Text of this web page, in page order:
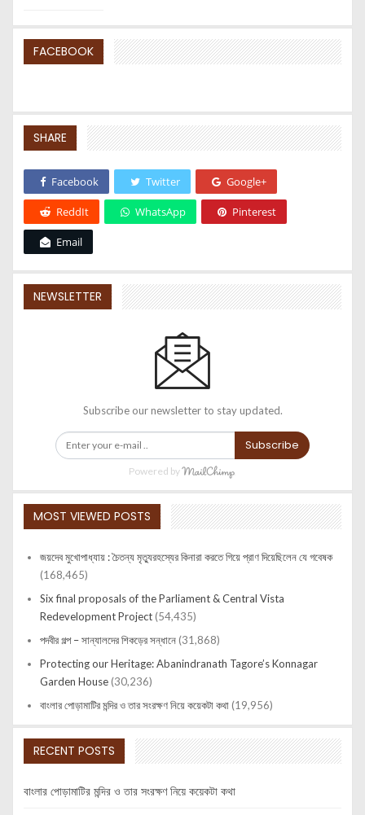
FACEBOOK
SHARE
Facebook Twitter Google+
ReddIt WhatsApp Pinterest
Email
NEWSLETTER
Subscribe our newsletter to stay updated.
Subscribe
Powered by
MOST VIEWED POSTS
জয়দেব মুখোপাধ্যায় : চৈতন্য মৃত্যুরহস্যের কিনারা করতে গিয়ে প্রাণ দিয়েছিলেন যে গবেষক
(168,465)
Six final proposals of the Parliament & Central Vista
Redevelopment Project (54,435)
পদবীর গল্প – সান্যালদের শিকড়ের সন্ধানে (31,868)
Protecting our Heritage: Abanindranath Tagore’s Konnagar
Garden House (30,236)
বাংলার পোড়ামাটির মন্দির ও তার সংরক্ষণ নিয়ে কয়েকটা কথা (19,956)
RECENT POSTS
বাংলার পোড়ামাটির মন্দির ও তার সংরক্ষণ নিয়ে কয়েকটা কথা